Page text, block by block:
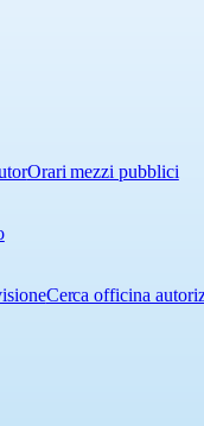
Orari mezzi pubblici
Cerca officina